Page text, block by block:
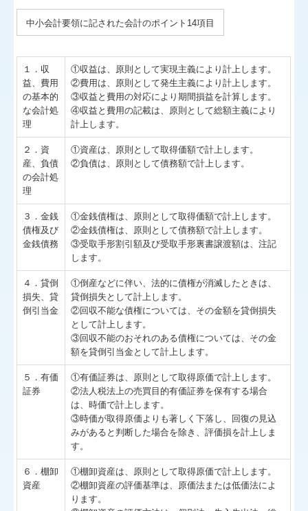
FXクラウドシリーズ
TKCモニタリング情報サービス
中小会計要領に記された会計のポイント14項目
１．収
益、費用
の基本的
な会計処
理
①収益は、原則として実現主義により計上します。
②費用は、原則として発生主義により計上します。
③収益と費用の対応により期間損益を計算します。
④収益と費用の記載は、原則として総額主義により
計上します。
２．資
産、負債
の会計処
理
①資産は、原則として取得価額で計上します。
②負債は、原則として債務額で計上します。
３．金銭
債権及び
金銭債務
①金銭債権は、原則として取得価額で計上します。
②金銭債権は、原則として債務額で計上します。
③受取手形割引額及び受取手形裏書譲渡額は、注記
します。
４．貸倒
損失、貸
倒引当金
①倒産などに伴い、法的に債権が消滅したときは、
貸倒損失として計上します。
②回収不能な債権については、その金額を貸倒損失
として計上します。
③回収不能のおそれのある債権については、その金
額を貸倒引当金として計上します。
５．有価
証券
①有価証券は、原則として取得原価で計上します。
②法人税法上の売買目的有価証券を保有する場合
は、時価で計上します。
③時価が取得原価よりも著しく下落し、回復の見込
みがあると判断した場合を除き、評価損を計上しま
す。
６．棚卸
資産
①棚卸資産は、原則として取得原価で計上します。
②棚卸資産の評価基準は、原価法または低価法によ
ります。